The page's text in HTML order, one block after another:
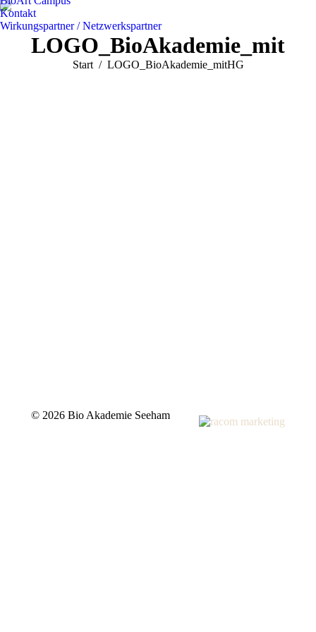
Kontakt
Wirkungspartner / Netzwerkspartner
Sie befinden sich hier:
Start LOGO_BioAkademie_mitHG
© 2026 Bio Akademie Seeham